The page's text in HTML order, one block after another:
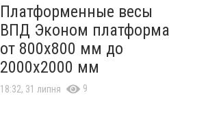
Платформенные весы
ВПД Эконом платформа
от 800х800 мм до
2000х2000 мм
18:32, 31 липня 9